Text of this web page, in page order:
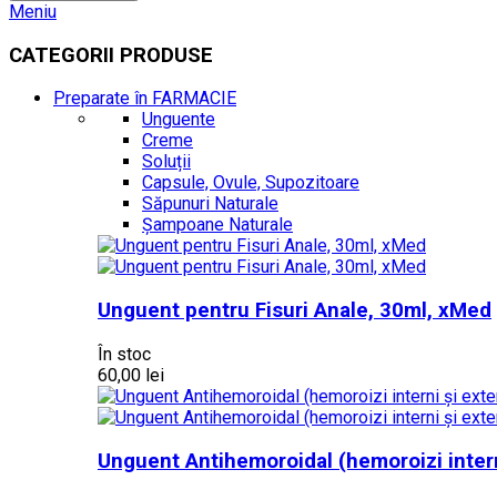
Meniu
CATEGORII PRODUSE
Preparate în FARMACIE
Unguente
Creme
Soluții
Capsule, Ovule, Supozitoare
Săpunuri Naturale
Șampoane Naturale
Unguent pentru Fisuri Anale, 30ml, xMed
În stoc
60,00 lei
Unguent Antihemoroidal (hemoroizi